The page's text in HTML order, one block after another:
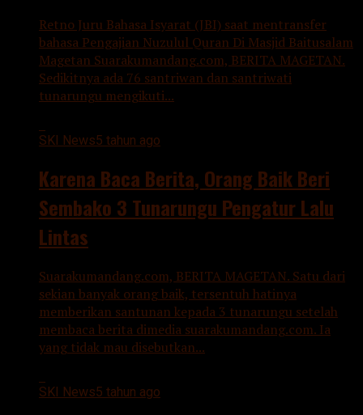
Retno Juru Bahasa Isyarat (JBI) saat mentransfer
bahasa Pengajian Nuzulul Quran Di Masjid Baitusalam
Magetan Suarakumandang.com, BERITA MAGETAN.
Sedikitnya ada 76 santriwan dan santriwati
tunarungu mengikuti...
SKI News5 tahun ago
Karena Baca Berita, Orang Baik Beri
Sembako 3 Tunarungu Pengatur Lalu
Lintas
Suarakumandang.com, BERITA MAGETAN. Satu dari
sekian banyak orang baik, tersentuh hatinya
memberikan santunan kepada 3 tunarungu setelah
membaca berita dimedia suarakumandang.com. Ia
yang tidak mau disebutkan...
SKI News5 tahun ago